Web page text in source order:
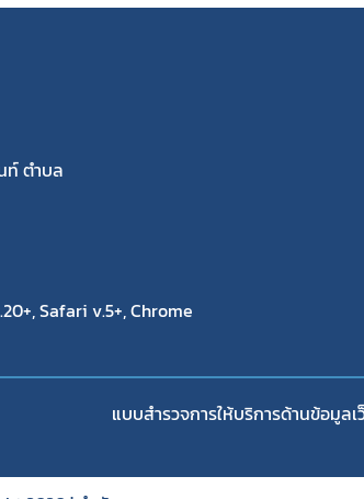
ท์ ตำบล
Safari v.5+, Chrome
แบบสำรวจการให้บริการด้านข้อมูลเ